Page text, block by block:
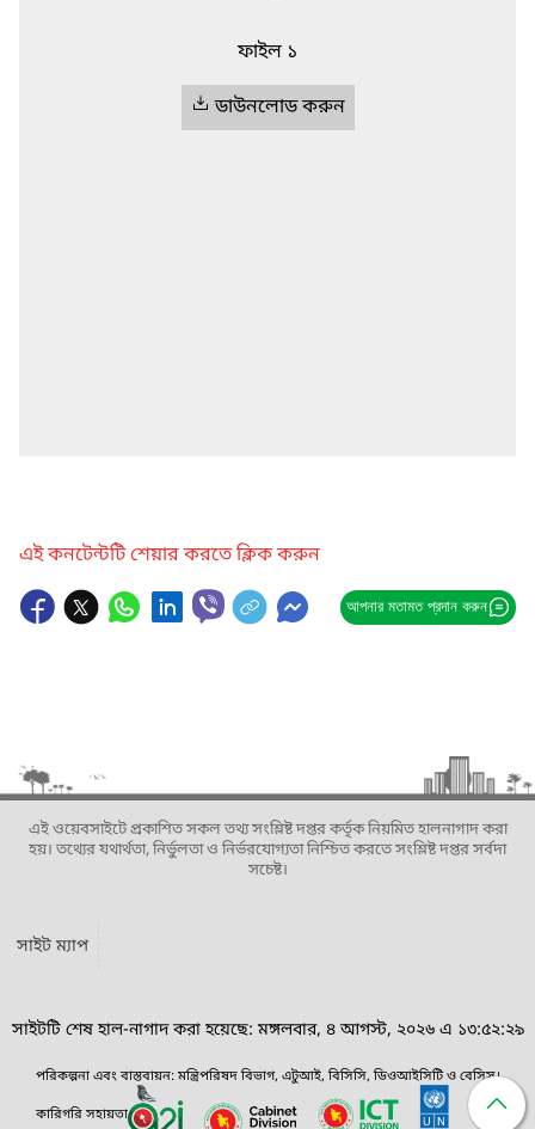
ফাইল ১
ডাউনলোড করুন
এই কনটেন্টটি শেয়ার করতে ক্লিক করুন
আপনার মতামত প্রদান করুন
এই ওয়েবসাইটে প্রকাশিত সকল তথ্য সংশ্লিষ্ট দপ্তর কর্তৃক নিয়মিত হালনাগাদ করা
হয়। তথ্যের যথার্থতা, নির্ভুলতা ও নির্ভরযোগ্যতা নিশ্চিত করতে সংশ্লিষ্ট দপ্তর সর্বদা
সচেষ্ট।
সাইট ম্যাপ
সাইটটি শেষ হাল-নাগাদ করা হয়েছে: মঙ্গলবার, ৪ আগস্ট, ২০২৬ এ ১৩:৫২:২৯
পরিকল্পনা এবং বাস্তবায়ন: মন্ত্রিপরিষদ বিভাগ, এটুআই, বিসিসি, ডিওআইসিটি ও বেসিস।
কারিগরি সহায়তা